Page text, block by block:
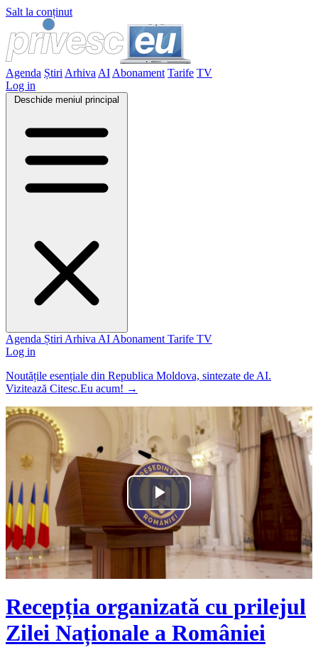
Salt la conținut
Agenda Știri Arhiva AI Abonament Tarife TV
Log in
Deschide meniul principal
Agenda Știri Arhiva AI Abonament Tarife TV
Log in
Noutățile esențiale din Republica Moldova, sintezate de AI.
Vizitează Citesc.Eu acum! →
Play
Video
Recepția organizată cu prilejul
Zilei Naționale a României